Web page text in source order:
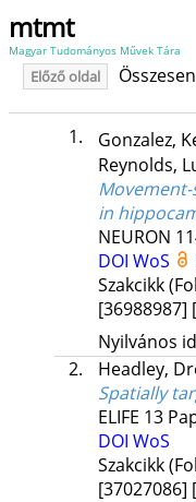
mtmt
Magyar Tudományos Művek Tára
Előző oldal
1. Gonzalez,
Reynolds,
in
NEURON
DOI WoS
Szakcikk
[36988987]
Nyilvános
2.
Headley,
Spatially
ELIFE 13
DOI WoS
Szakcikk
[37027086]